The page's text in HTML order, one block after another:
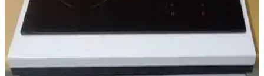
İslamoğlu Ankastre Ocak Altı Tezgah: Modern ve
Dayanıklı Mutfak Çözümü
İslamoğlu ankastre ocak altı tezgahı, modern tasarımı ve dayanıklı
malzemeleriyle mutfaklarda estetik ve kullanışlılık sunar, kolay
montaj ve uzun ömür sağlar.